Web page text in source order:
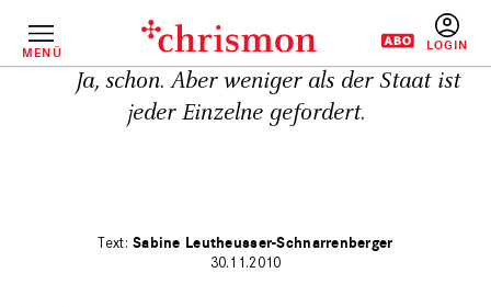
InhaltMENÜ
Ja, schon. Aber weniger als der Staat ist
jeder Einzelne gefordert.
Sabine Leutheusser-Schnarrenberger
30.11.2010